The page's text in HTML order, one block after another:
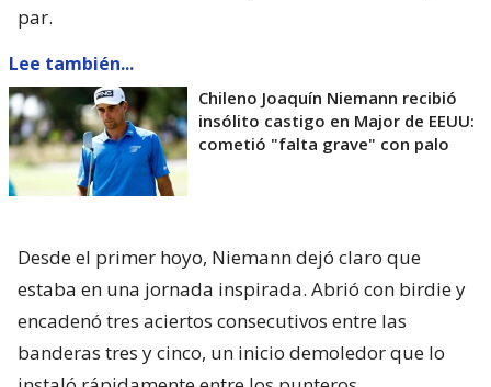
par.
Lee también...
Chileno Joaquín Niemann recibió
insólito castigo en Major de EEUU:
cometió "falta grave" con palo
Desde el primer hoyo, Niemann dejó claro que
estaba en una jornada inspirada. Abrió con birdie y
encadenó tres aciertos consecutivos entre las
banderas tres y cinco, un inicio demoledor que lo